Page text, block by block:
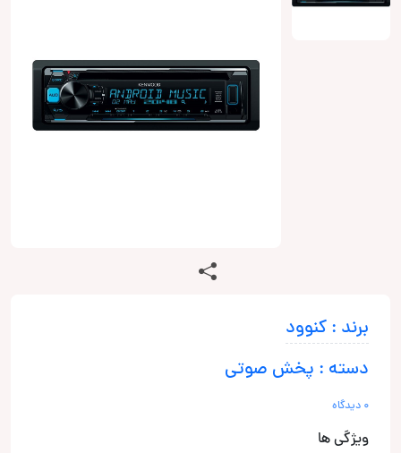
برند : کنوود
دسته : پخش صوتی
0 دیدگاه
ویژگی ها